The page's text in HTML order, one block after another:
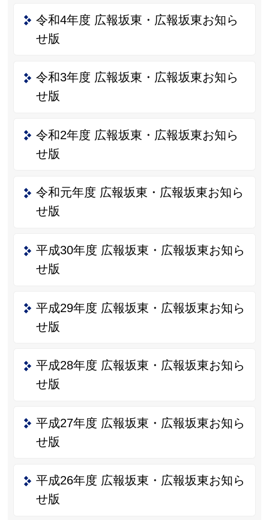
令和4年度 広報坂東・広報坂東お知ら
せ版
令和3年度 広報坂東・広報坂東お知ら
せ版
令和2年度 広報坂東・広報坂東お知ら
せ版
令和元年度 広報坂東・広報坂東お知ら
せ版
平成30年度 広報坂東・広報坂東お知ら
せ版
平成29年度 広報坂東・広報坂東お知ら
せ版
平成28年度 広報坂東・広報坂東お知ら
せ版
平成27年度 広報坂東・広報坂東お知ら
せ版
平成26年度 広報坂東・広報坂東お知ら
せ版